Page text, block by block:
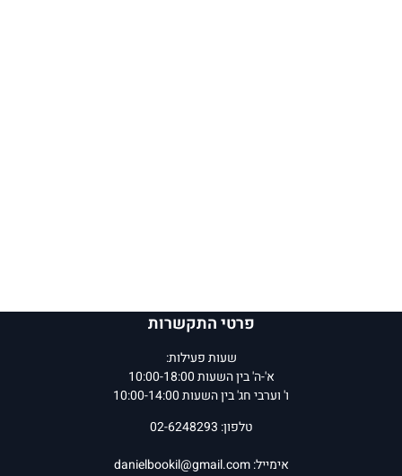
פרטי התקשרות
שעות פעילות:
א'-ה' בין השעות 10:00-18:00
ו' וערבי חג' בין השעות 10:00-14:00
טלפון: 02-6248293
אימייל:danielbookil@gmail.com